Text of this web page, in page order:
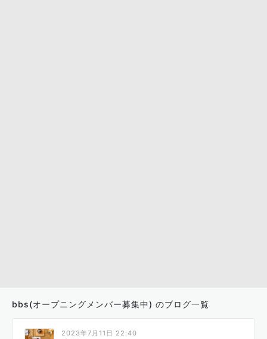
bbs(オープニングメンバー募集中) のブログ一覧
2023年7月11日 22:40